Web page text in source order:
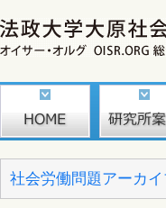
社会労働問題アーカイ